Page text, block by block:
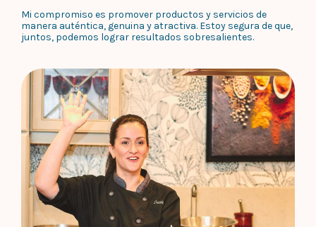
Mi compromiso es promover productos y servicios de
manera auténtica, genuina y atractiva. Estoy segura de que,
juntos, podemos lograr resultados sobresalientes.